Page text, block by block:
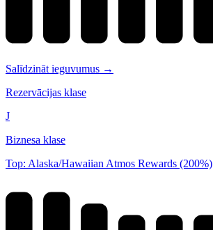
Salīdzināt ieguvumus →
Rezervācijas klase
J
Biznesa klase
Top: Alaska/Hawaiian Atmos Rewards (200%)